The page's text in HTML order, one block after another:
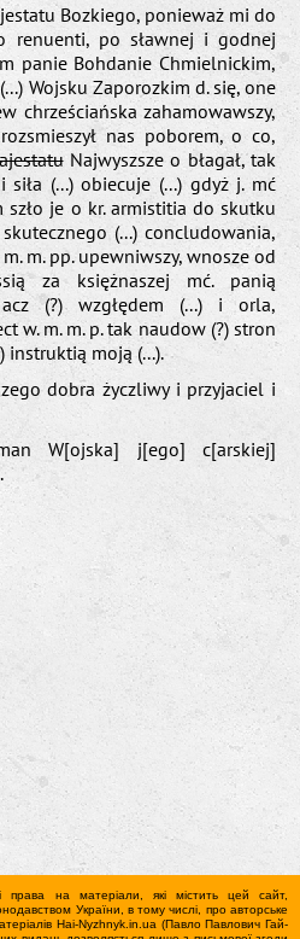
Bozkiego, ponieważ mi do
renuenti, po sławnej i godnej
panie Bohdanie Chmielnickim,
Wojsku Zaporozkim d. się, one
chrześciańska zahamowawszy,
nas poborem, o co,
Najwyszsze o błagał, tak
siła (...) obiecuje (...) gdyż j. mć
szło je o kr. armistitia do skutku
(...) concludowania,
m. pp. upewniwszy, wnosze od
za księżnaszej mć. panią
(?) wzgłędem (...) i orla,
w. m. m. p. tak naudow (?) stron
instruktią moją (...).
dobra życzliwy i przyjaciel i
W[ojska] j[ego] c[arskiej]
на матеріали, які містить цей сайт,
України, в тому числі, про авторське
Hai-Nyzhnyk.in.ua (Павло Павлович Гай-